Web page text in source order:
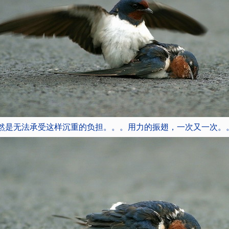
是无法承受这样沉重的负担。。。用力的振翅，一次又一次。